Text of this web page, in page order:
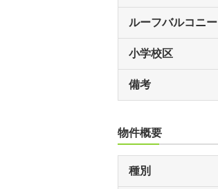
ルーフバルコニー
小学校区
備考
物件概要
種別